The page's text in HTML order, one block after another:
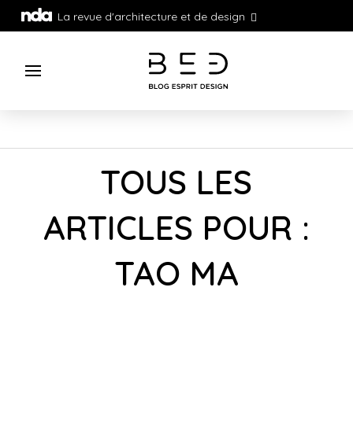
La revue d'architecture et de design
TOUS LES
ARTICLES POUR :
TAO MA